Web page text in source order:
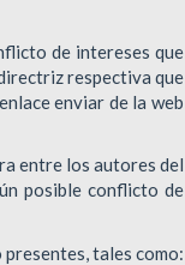
de intereses que
respectiva que
enviar de la web
entre los autores del
posible conflicto de
tales como: